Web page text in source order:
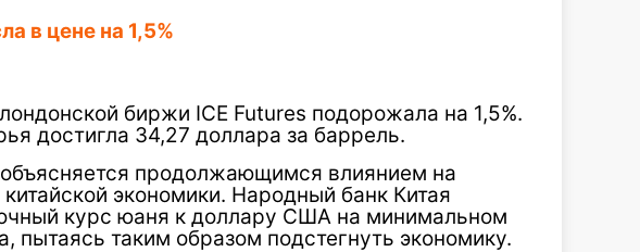
в цене на 1,5%
биржи ICE Futures подорожала на 1,5%.
достигла 34,27 доллара за баррель.
продолжающимся влиянием на
экономики. Народный банк Китая
курс юаня к доллару США на минимальном
пытаясь таким образом подстегнуть экономику.